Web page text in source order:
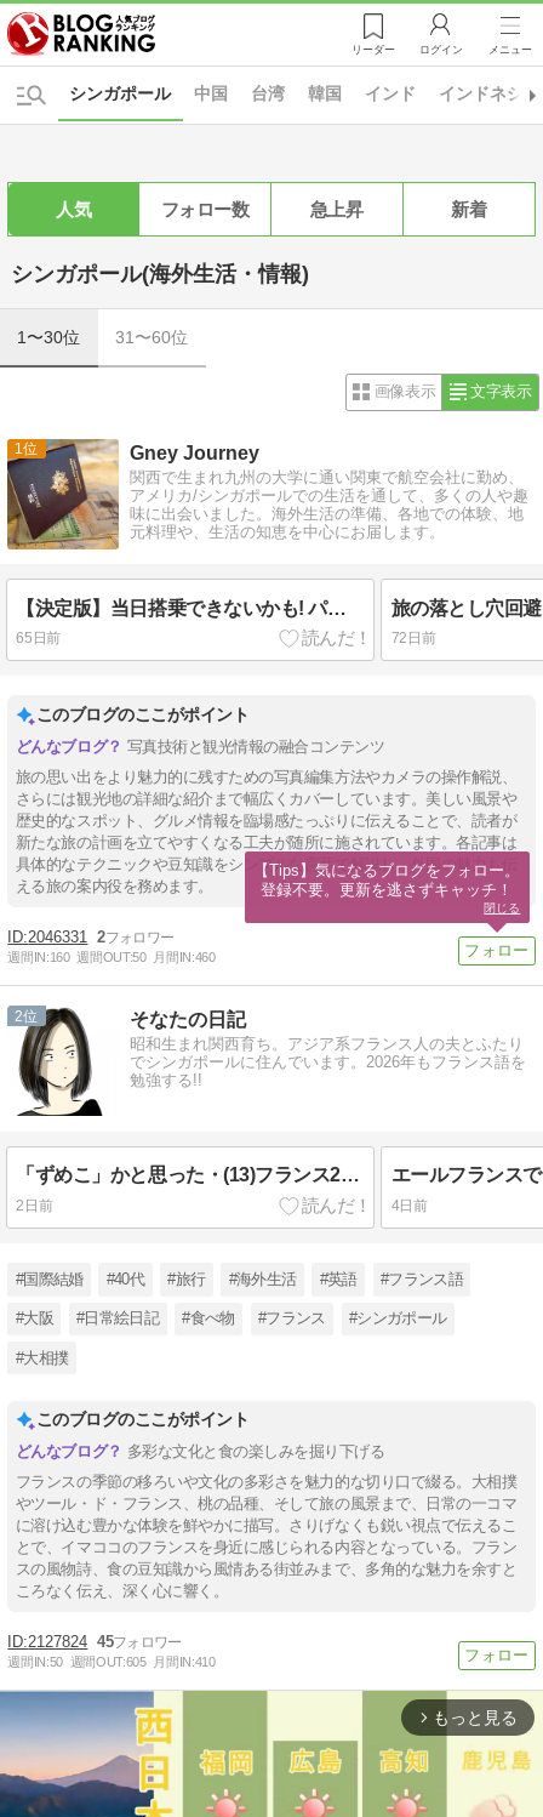
リーダー ログイン メニュー
中国 台湾 韓国 インド インドネシア
シンガポール
人気 フォロー数 急上昇 新着
シンガポール(海外生活・情報)
1〜30位 31〜60位
画像表示 文字表示
1 Gney Journey
関西で生まれ九州の大学に通い関東で航空会社に勤め、
アメリカ/シンガポールでの生活を通して、多くの人や趣
味に出会いました。海外生活の準備、各地での体験、地
元料理や、生活の知恵を中心にお届します。
【決定版】当日搭乗できないかも! パスポートだけでは行けない「電子渡航認証」を徹底解説
65日前 72日前
このブログのここがポイント
写真技術と観光情報の融合コンテンツ
旅の思い出をより魅力的に残すための写真編集方法やカメラの操作解説、
さらには観光地の詳細な紹介まで幅広くカバーしています。美しい風景や
歴史的なスポット、グルメ情報を臨場感たっぷりに伝えることで、読者が
新たな旅の計画を立てやすくなる工夫が随所に施されています。各記事は
具体的なテクニックや豆知識をシンプルな言葉で解説し、外国の魅力も伝
える旅の案内役を務めます。
2046331 2
週間IN:160 週間OUT:50 月間IN:460
2 そなたの日記
昭和生まれ関西育ち。アジア系フランス人の夫とふたり
でシンガポールに住んでいます。2026年もフランス語を
勉強する!!
「ずめこ」かと思った・(13)フランス2026
2日前 4日前
#国際結婚 #40代 #旅行 #海外生活 #英語 #フランス語
#大阪 #日常絵日記 #食べ物 #フランス #シンガポール
#大相撲
このブログのここがポイント
多彩な文化と食の楽しみを掘り下げる
フランスの季節の移ろいや文化の多彩さを魅力的な切り口で綴る。大相撲
やツール・ド・フランス、桃の品種、そして旅の風景まで、日常の一コマ
に溶け込む豊かな体験を鮮やかに描写。さりげなくも鋭い視点で伝えるこ
とで、イマココのフランスを身近に感じられる内容となっている。フラン
スの風物詩、食の豆知識から風情ある街並みまで、多角的な魅力を余すと
ころなく伝え、深く心に響く。
2127824 45
週間IN:50 週間OUT:605 月間IN:410
arrow_forward_ios もっと見る
【Tips】気になるブログをフォロー。
登録不要。更新を逃さずキャッチ！
閉じる